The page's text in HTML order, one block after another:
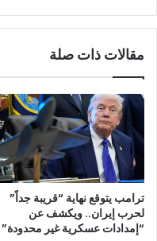
مقالات ذات صلة
ترامب يتوقع نهاية “قريبة جداً”
لحرب إيران.. ويكشف عن
“إمدادات عسكرية غير محدودة”